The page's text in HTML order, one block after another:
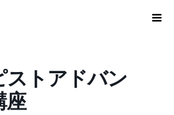
ストアドバン
座